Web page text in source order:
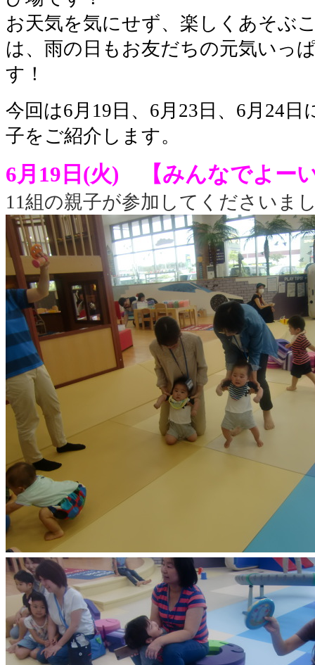
お天気を気にせず、楽しくあそぶ
は、雨の日もお友だちの元気いっ
す！
今回は6月19日、6月23日、6月24
子をご紹介します。
6月19日(火) 【みんなでよー
11組の親子が参加してくださいま